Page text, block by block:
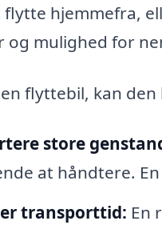
hjemmefra,
mulighed for
flyttebil, kan
store
at håndtere.
transporttid: En